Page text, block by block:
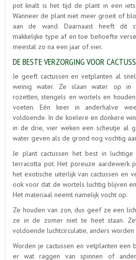
pot knalt is het tijd de plant in een
Wanneer de plant niet meer groeit of
aan de wand. Daarnaast heeft dit
makkelijke type af en toe behoefte
meestal zo na een jaar of vier.
DE BESTE VERZORGING VOOR
Je geeft cactussen en vetplanten al
weinig water. Ze slaan water op in
rozetten, stengels en wortels en
voeten. Eén keer in anderhalve
voldoende. In de koelere en donkere
in de drie, vier weken een scheutje al
water geven als de grond nog vochtig
Je plant cactussen het best in
terracotta pot. Het poreuze aardewerk
het exotische uiterlijk van cactussen en
ook voor dat de wortels luchtig blijven
Het materiaal neemt namelijk vocht op.
Ze houden van zon, dus geef ze een
ze in de zomer niet te heet staan.
voldoende luchtcirculatie, anders
Worden je cactussen en vetplanten
er wat raggen van spinnen of